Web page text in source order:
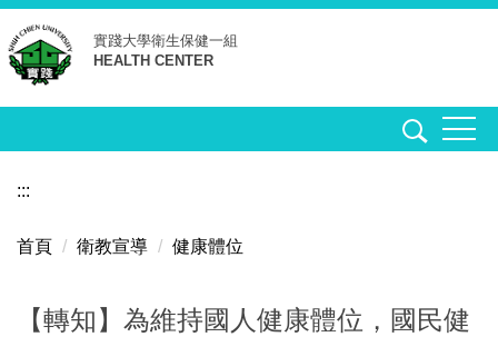
跳
到
主
要
區
實踐大學衛生保健一組
HEALTH CENTER
:::
首頁 衛教宣導 健康體位
【轉知】為維持國人健康體位，國民健